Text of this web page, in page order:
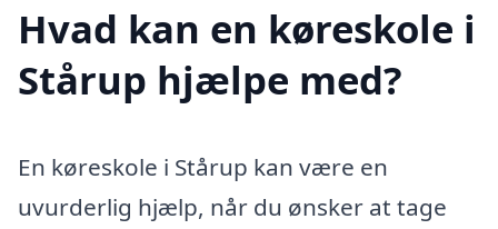
Hvad kan en køreskole i
Stårup hjælpe med?
En køreskole i Stårup kan være en
uvurderlig hjælp, når du ønsker at tage